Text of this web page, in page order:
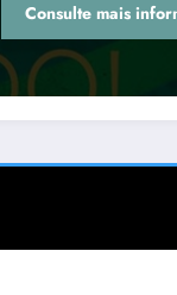
Consulte mais